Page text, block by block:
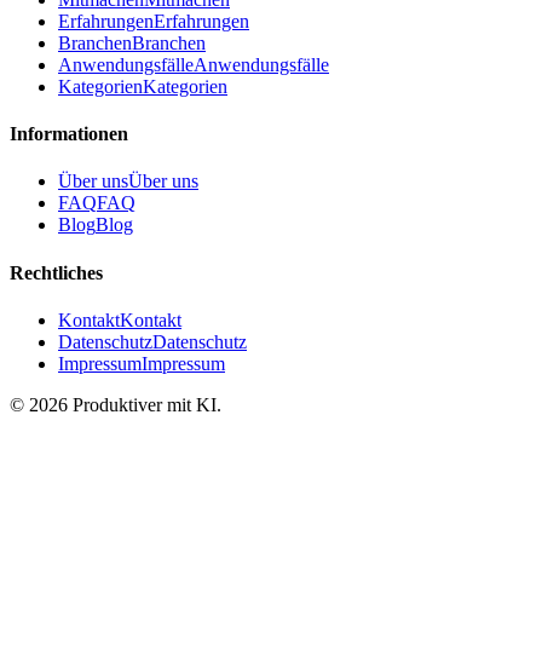
ErfahrungenErfahrungen
BranchenBranchen
AnwendungsfälleAnwendungsfälle
KategorienKategorien
Informationen
Über unsÜber uns
FAQFAQ
BlogBlog
Rechtliches
KontaktKontakt
DatenschutzDatenschutz
ImpressumImpressum
© 2026 Produktiver mit KI.